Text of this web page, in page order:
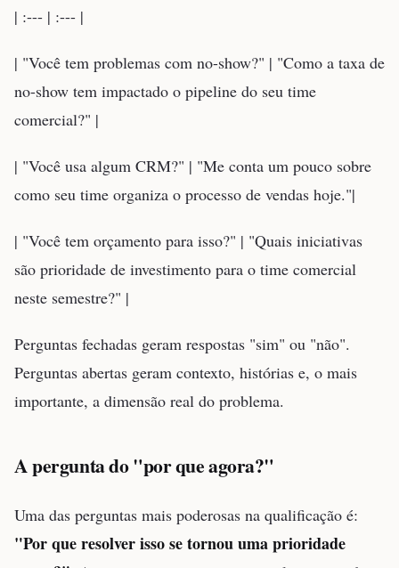
| :--- | :--- |
| "Você tem problemas com no-show?" | "Como a taxa de
no-show tem impactado o pipeline do seu time
comercial?" |
| "Você usa algum CRM?" | "Me conta um pouco sobre
como seu time organiza o processo de vendas hoje."|
| "Você tem orçamento para isso?" | "Quais iniciativas
são prioridade de investimento para o time comercial
neste semestre?" |
Perguntas fechadas geram respostas "sim" ou "não".
Perguntas abertas geram contexto, histórias e, o mais
importante, a dimensão real do problema.
A pergunta do "por que agora?"
Uma das perguntas mais poderosas na qualificação é:
"Por que resolver isso se tornou uma prioridade